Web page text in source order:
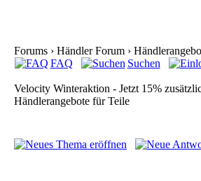
Forums › Händler Forum ›
FAQ
Suchen
Velocity Winteraktion - Jetzt 15%
Händlerangebote für Teile